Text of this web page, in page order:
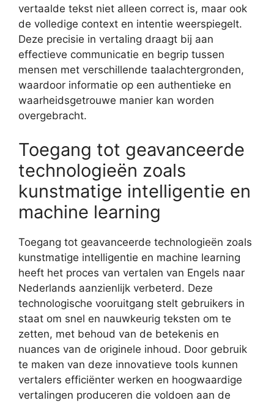
vertaalde tekst niet alleen correct is, maar ook
de volledige context en intentie weerspiegelt.
Deze precisie in vertaling draagt bij aan
effectieve communicatie en begrip tussen
mensen met verschillende taalachtergronden,
waardoor informatie op een authentieke en
waarheidsgetrouwe manier kan worden
overgebracht.
Toegang tot geavanceerde
technologieën zoals
kunstmatige intelligentie en
machine learning
Toegang tot geavanceerde technologieën zoals
kunstmatige intelligentie en machine learning
heeft het proces van vertalen van Engels naar
Nederlands aanzienlijk verbeterd. Deze
technologische vooruitgang stelt gebruikers in
staat om snel en nauwkeurig teksten om te
zetten, met behoud van de betekenis en
nuances van de originele inhoud. Door gebruik
te maken van deze innovatieve tools kunnen
vertalers efficiënter werken en hoogwaardige
vertalingen produceren die voldoen aan de